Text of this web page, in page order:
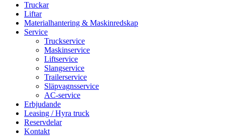
Truckar
Liftar
Materialhantering & Maskinredskap
Service
Truckservice
Maskinservice
Liftservice
Slangservice
Trailerservice
Släpvagnsservice
AC-service
Erbjudande
Leasing / Hyra truck
Reservdelar
Kontakt